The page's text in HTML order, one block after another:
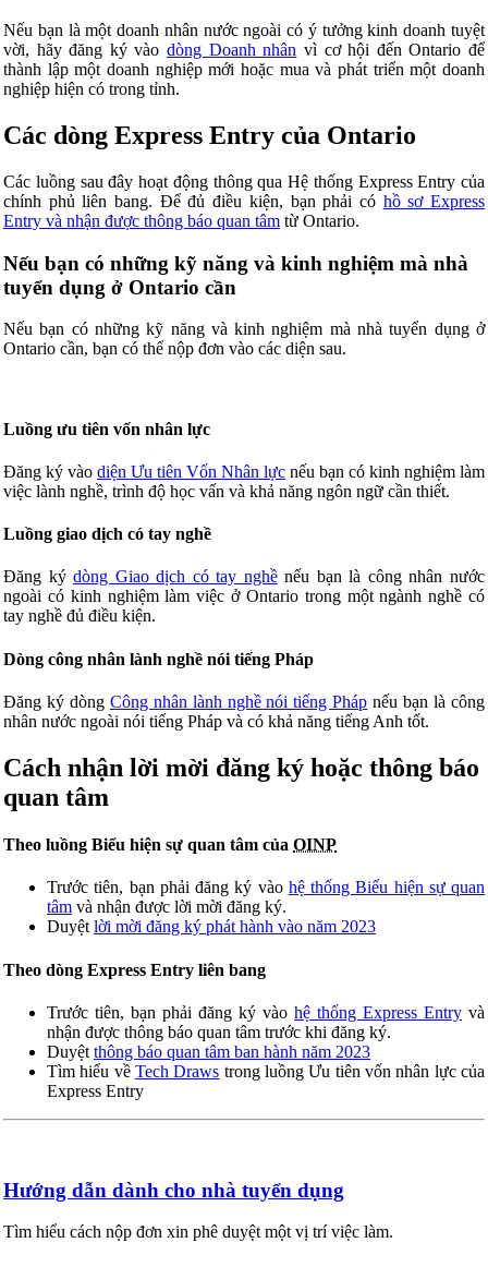
Nếu bạn là một doanh nhân nước ngoài có ý tưởng kinh doanh tuyệt
vời, hãy đăng ký vàodòng Doanh nhân vì cơ hội đến Ontario để
thành lập một doanh nghiệp mới hoặc mua và phát triển một doanh
nghiệp hiện có trong tỉnh.
Các dòng Express Entry của Ontario
Các luồng sau đây hoạt động thông qua Hệ thống Express Entry của
chính phủ liên bang. Để đủ điều kiện, bạn phải có hồ sơ Express
Entry và nhận được thông báo quan tâm từ Ontario.
Nếu bạn có những kỹ năng và kinh nghiệm mà nhà
tuyển dụng ở Ontario cần
Nếu bạn có những kỹ năng và kinh nghiệm mà nhà tuyển dụng ở
Ontario cần, bạn có thể nộp đơn vào các diện sau.
Luồng ưu tiên vốn nhân lực
Đăng ký vào diện Ưu tiên Vốn Nhân lực nếu bạn có kinh nghiệm làm
việc lành nghề, trình độ học vấn và khả năng ngôn ngữ cần thiết.
Luồng giao dịch có tay nghề
Đăng kýdòng Giao dịch có tay nghềnếu bạn là công nhân nước
ngoài có kinh nghiệm làm việc ở Ontario trong một ngành nghề có
tay nghề đủ điều kiện.
Dòng công nhân lành nghề nói tiếng Pháp
Đăng ký dòng Công nhân lành nghề nói tiếng Pháp nếu bạn là công
nhân nước ngoài nói tiếng Pháp và có khả năng tiếng Anh tốt.
Cách nhận lời mời đăng ký hoặc thông báo
quan tâm
Theo luồng Biểu hiện sự quan tâm của OINP
Trước tiên, bạn phải đăng ký vào hệ thống Biểu hiện sự quan
tâm và nhận được lời mời đăng ký.
Duyệtlời mời đăng ký phát hành vào năm 2023
Theo dòng Express Entry liên bang
Trước tiên, bạn phải đăng ký vào hệ thống Express Entry và
nhận được thông báo quan tâm trước khi đăng ký.
Duyệt thông báo quan tâm ban hành năm 2023
Tìm hiểu về Tech Draws trong luồng Ưu tiên vốn nhân lực của
Express Entry
Hướng dẫn dành cho nhà tuyển dụng
Tìm hiểu cách nộp đơn xin phê duyệt một vị trí việc làm.